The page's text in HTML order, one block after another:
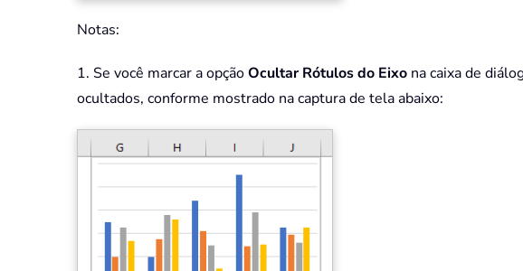
Notas:
1. Se você marcar a opçãoOcultar Rótulos do Eixo na caixa de
ocultados, conforme mostrado na captura de tela abaixo: